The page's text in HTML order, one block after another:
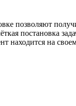
позволяют
постановка
находится на